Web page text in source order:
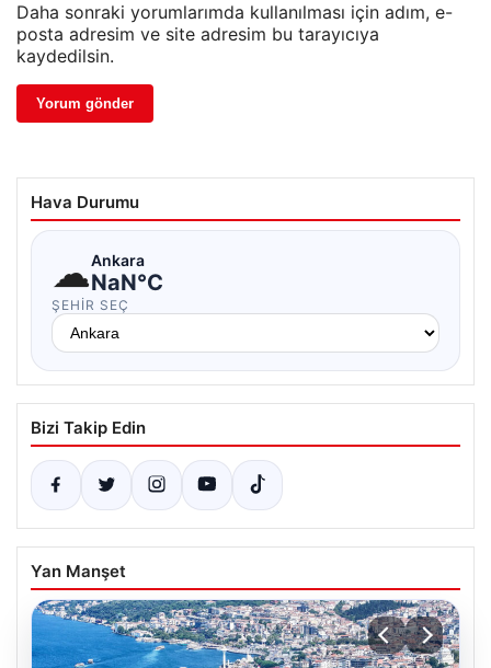
Daha sonraki yorumlarımda kullanılması için adım, e-
posta adresim ve site adresim bu tarayıcıya
kaydedilsin.
Hava Durumu
☁Ankara
NaN°C
ŞEHIR SEÇ
Bizi Takip Edin
Yan Manşet